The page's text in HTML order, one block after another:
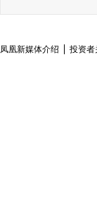
凤凰新媒体介绍 投资